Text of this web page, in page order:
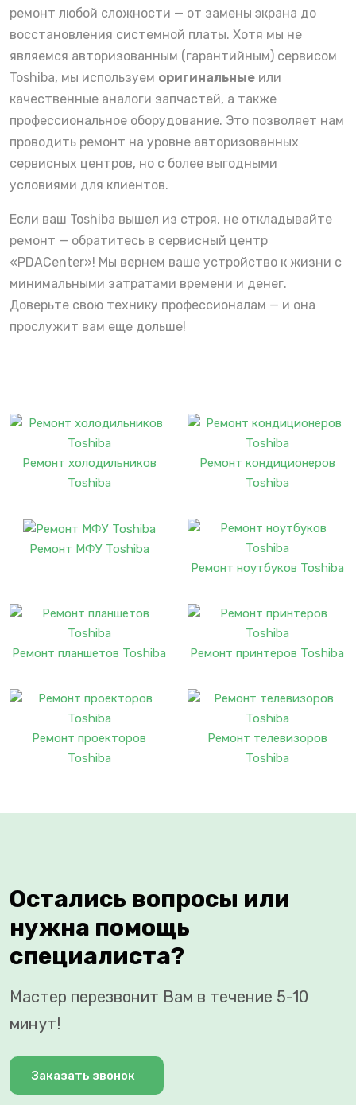
ремонт любой сложности — от замены экрана до
восстановления системной платы. Хотя мы не
являемся авторизованным (гарантийным) сервисом
Toshiba, мы используем оригинальные или
качественные аналоги запчастей, а также
профессиональное оборудование. Это позволяет нам
проводить ремонт на уровне авторизованных
сервисных центров, но с более выгодными
условиями для клиентов.
Если ваш Toshiba вышел из строя, не откладывайте
ремонт — обратитесь в сервисный центр
«PDACenter»! Мы вернем ваше устройство к жизни с
минимальными затратами времени и денег.
Доверьте свою технику профессионалам — и она
прослужит вам еще дольше!
Ремонт холодильников
Toshiba
Ремонт кондиционеров
Toshiba
Ремонт МФУ Toshiba
Ремонт ноутбуков Toshiba
Ремонт планшетов Toshiba Ремонт принтеров Toshiba
Ремонт проекторов
Toshiba
Ремонт телевизоров
Toshiba
Остались вопросы или
нужна помощь
специалиста?
Мастер перезвонит Вам в течение 5-10
минут!
Заказать звонок